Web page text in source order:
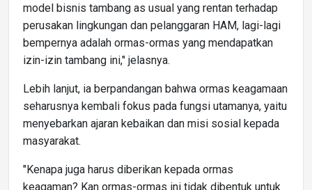
model bisnis tambang as usual yang rentan terhadap
perusakan lingkungan dan pelanggaran HAM, lagi-lagi
bempernya adalah ormas-ormas yang mendapatkan
izin-izin tambang ini," jelasnya.
Lebih lanjut, ia berpandangan bahwa ormas keagamaan
seharusnya kembali fokus pada fungsi utamanya, yaitu
menyebarkan ajaran kebaikan dan misi sosial kepada
masyarakat.
"Kenapa juga harus diberikan kepada ormas
keagaman? Kan ormas-ormas ini tidak dibentuk untuk